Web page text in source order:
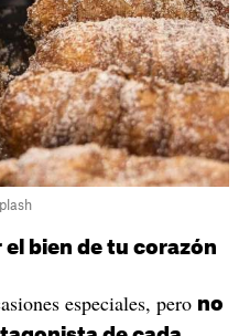
el bien de tu corazón
especiales, pero no